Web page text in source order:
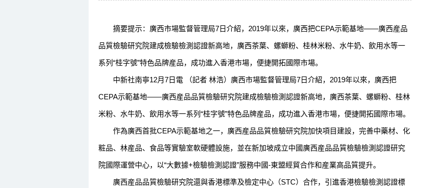
摘要提示：廣西市場監督管理局7日介紹，2019年以來，廣西把CEPA示範基地——廣西産品
品質檢驗研究院建成檢驗檢測認證新高地，廣西茶葉、螺螄粉、桂林米粉、水牛奶、飲用水等一
系列“桂字號”特色品牌産品，成功進入香港市場，便捷開拓國際市場。
中新社南寧12月7日電 （記者 林浩）廣西市場監督管理局7日介紹，2019年以來，廣西把
CEPA示範基地——廣西産品品質檢驗研究院建成檢驗檢測認證新高地，廣西茶葉、螺螄粉、桂林
米粉、水牛奶、飲用水等一系列“桂字號”特色品牌産品，成功進入香港市場，便捷開拓國際市場。
作為廣西首批CEPA示範基地之一，廣西産品品質檢驗研究院加快項目建設，完善中藥材、化
粧品、林産品、食品等實驗室軟硬體設施，並在新加坡成立中國廣西産品品質檢驗檢測認證研究
院國際運營中心，以“大數據+檢驗檢測認證”服務中國-東盟經貿合作和産業高品質提升。
廣西産品品質檢驗研究院還與香港標準及檢定中心（STC）合作，引進香港檢驗檢測認證標